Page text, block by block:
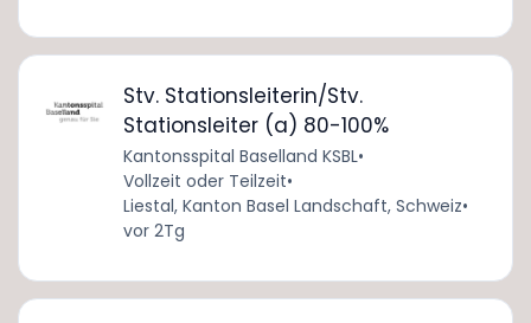
Stv. Stationsleiterin/Stv.
Stationsleiter (a) 80-100%
Kantonsspital Baselland KSBL•
Vollzeit oder Teilzeit•
Liestal, Kanton Basel Landschaft, Schweiz•
vor 2Tg